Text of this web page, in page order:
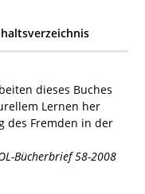
dieses Buches
Lernen her
des Fremden in der
Bücherbrief 58-2008